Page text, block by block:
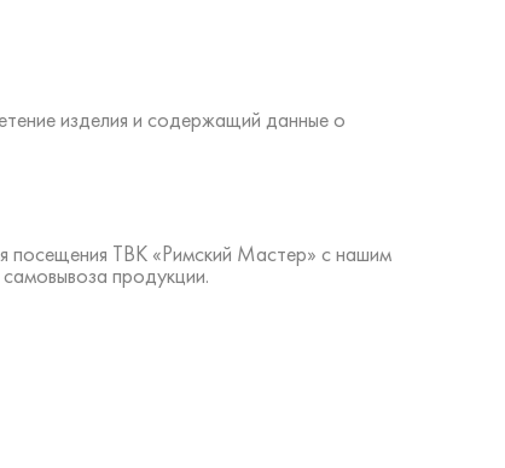
изделия и содержащий данные о
посещения ТВК «Римский Мастер» с нашим
продукции.